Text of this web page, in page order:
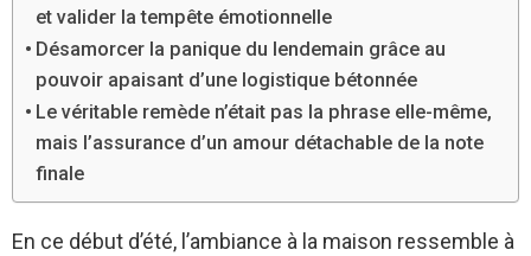
et valider la tempête émotionnelle
Désamorcer la panique du lendemain grâce au
pouvoir apaisant d’une logistique bétonnée
Le véritable remède n’était pas la phrase elle-même,
mais l’assurance d’un amour détachable de la note
finale
En ce début d’été, l’ambiance à la maison ressemble à